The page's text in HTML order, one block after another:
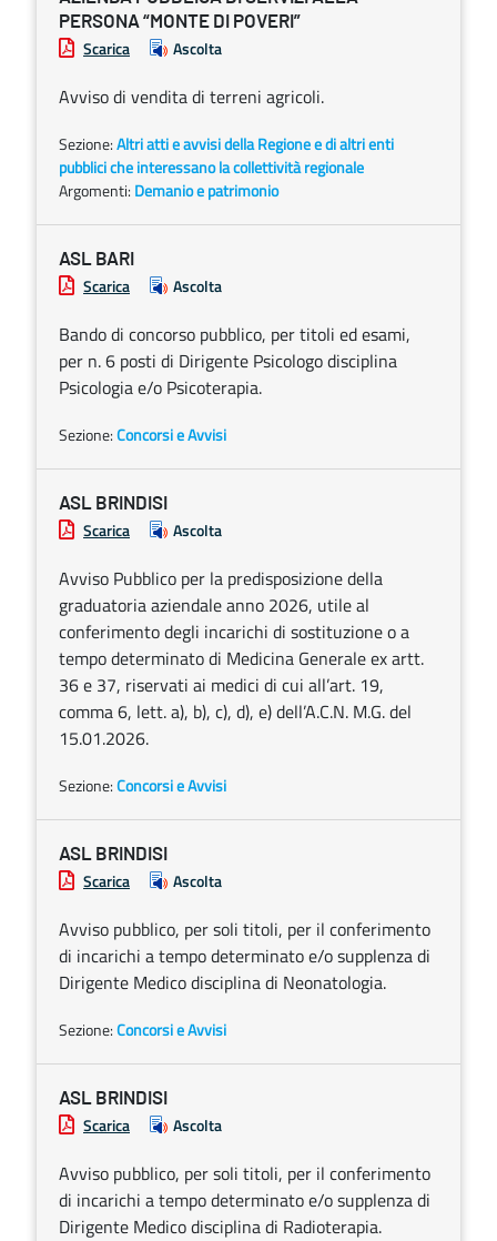
PERSONA “MONTE DI POVERI”
Scarica Ascolta
Avviso di vendita di terreni agricoli.
Sezione:Altri atti e avvisi della Regione e di altri enti
pubblici che interessano la collettività regionale
Argomenti: Demanio e patrimonio
ASL BARI
Scarica Ascolta
Bando di concorso pubblico, per titoli ed esami,
per n. 6 posti di Dirigente Psicologo disciplina
Psicologia e/o Psicoterapia.
Sezione:Concorsi e Avvisi
ASL BRINDISI
Scarica Ascolta
Avviso Pubblico per la predisposizione della
graduatoria aziendale anno 2026, utile al
conferimento degli incarichi di sostituzione o a
tempo determinato di Medicina Generale ex artt.
36 e 37, riservati ai medici di cui all’art. 19,
comma 6, lett. a), b), c), d), e) dell’A.C.N. M.G. del
15.01.2026.
Sezione:Concorsi e Avvisi
ASL BRINDISI
Scarica Ascolta
Avviso pubblico, per soli titoli, per il conferimento
di incarichi a tempo determinato e/o supplenza di
Dirigente Medico disciplina di Neonatologia.
Sezione:Concorsi e Avvisi
ASL BRINDISI
Scarica Ascolta
Avviso pubblico, per soli titoli, per il conferimento
di incarichi a tempo determinato e/o supplenza di
Dirigente Medico disciplina di Radioterapia.